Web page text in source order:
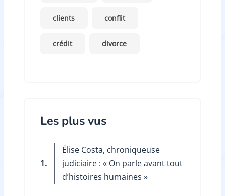
clients conflit
crédit divorce
Les plus vus
1.
Élise Costa, chroniqueuse
judiciaire : « On parle avant tout
d’histoires humaines »